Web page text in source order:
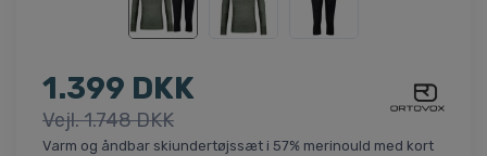
1.399 DKK
Vejl. 1.748 DKK
Varm og åndbar skiundertøjssæt i 57% merinould med kort